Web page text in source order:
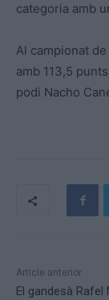
categoria amb
Al campionat
amb 113,5
podi Nacho
Article anterior
El gandesà Rafel